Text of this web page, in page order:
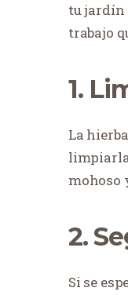
tu jardín
trabajo
1.
La
mohoso
2.
Si se